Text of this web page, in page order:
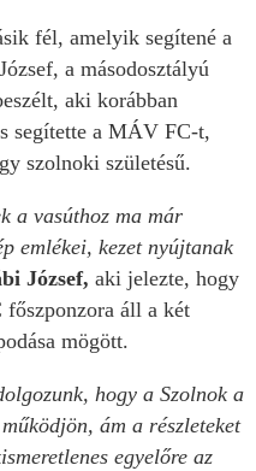
fél, amelyik segítené a
a másodosztályú
aki korábban
segítette a MÁV FC-t,
szolnoki születésű.
a vasúthoz ma már
emlékei, kezet nyújtanak
József, aki jelezte, hogy
áll a két
mögött.
hogy a Szolnok a
ám a részleteket
egyelőre az